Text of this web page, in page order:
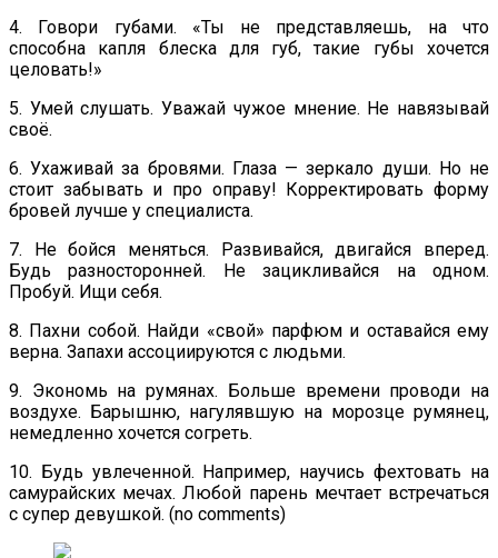
4. Говори губами. «Ты не представляешь, на что
способна капля блеска для губ, такие губы хочется
целовать!»
5. Умей слушать. Уважай чужое мнение. Не навязывай
своё.
6. Ухаживай за бровями. Глаза — зеркало души. Но не
стоит забывать и про оправу! Корректировать форму
бровей лучше у специалиста.
7. Не бойся меняться. Развивайся, двигайся вперед.
Будь разносторонней. Не зацикливайся на одном.
Пробуй. Ищи себя.
8. Пахни собой. Найди «свой» парфюм и оставайся ему
верна. Запахи ассоциируются с людьми.
9. Экономь на румянах. Больше времени проводи на
воздухе. Барышню, нагулявшую на морозце румянец,
немедленно хочется согреть.
10. Будь увлеченной. Например, научись фехтовать на
самурайских мечах. Любой парень мечтает встречаться
с супер девушкой. (no comments)